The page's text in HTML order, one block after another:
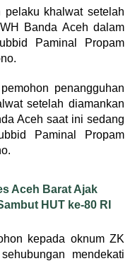
pelaku khalwat setelah
Banda Aceh dalam
Paminal Propam
penangguhan
setelah diamankan
Aceh saat ini sedang
Paminal Propam
Aceh Barat Ajak
HUT ke-80 RI
kepada oknum ZK
mendekati